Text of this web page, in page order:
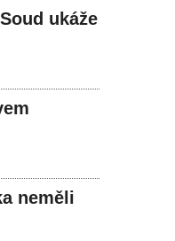
ukáže
neměli